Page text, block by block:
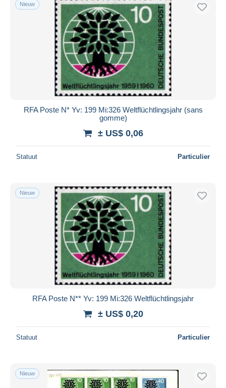
Nieuw
RFA Poste N* Yv: 199 Mi:326 Weltflüchtlingsjahr (sans
gomme)
± US$ 0,06
Statuut Particulier
Nieuw
RFA Poste N** Yv: 199 Mi:326 Weltflüchtlingsjahr
± US$ 0,20
Statuut Particulier
Nieuw